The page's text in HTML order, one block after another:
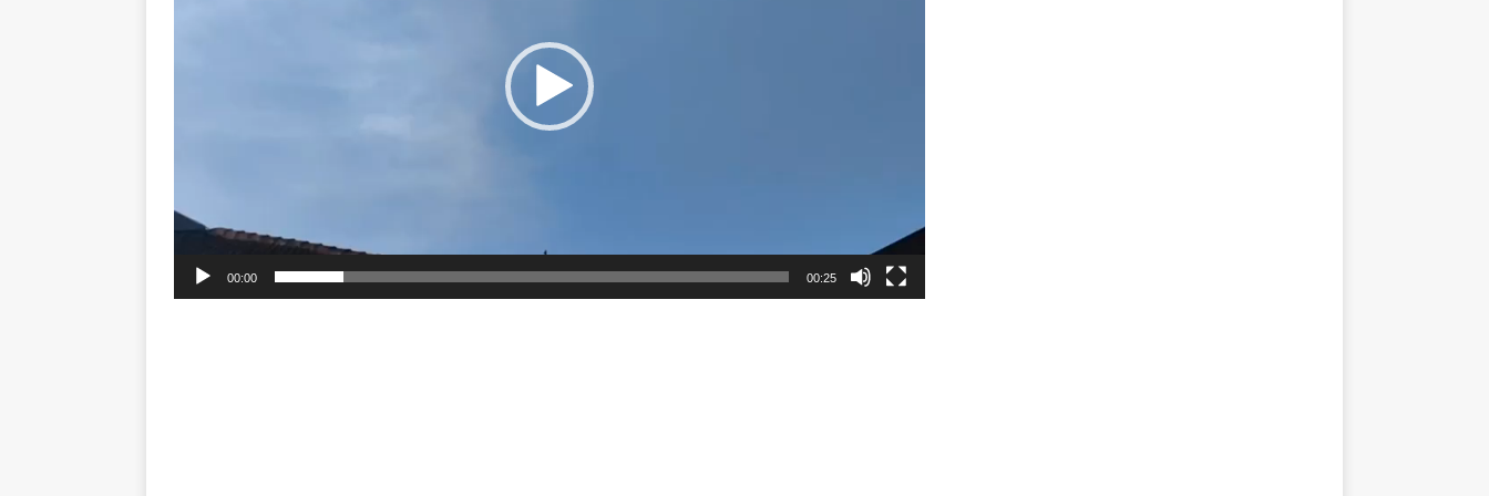
00:00 00:25